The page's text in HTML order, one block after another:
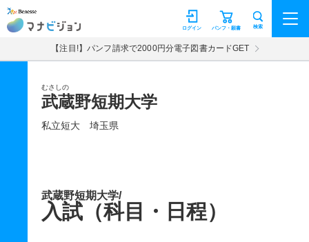
マナビジョン パンフ・願書
ログイン 検索
【注目!】パンフ請求で2000円分電子図書カードGET
むさしの
武蔵野短期大学
私立短大 埼玉県
武蔵野短期大学/
入試（科目・日程）